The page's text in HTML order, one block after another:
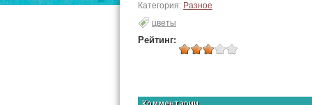
Категория: Разное
цветы
Рейтинг: